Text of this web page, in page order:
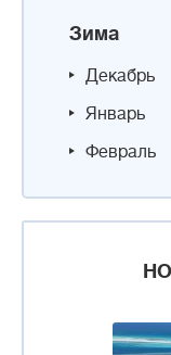
Зима
Декабрь
Январь
Февраль